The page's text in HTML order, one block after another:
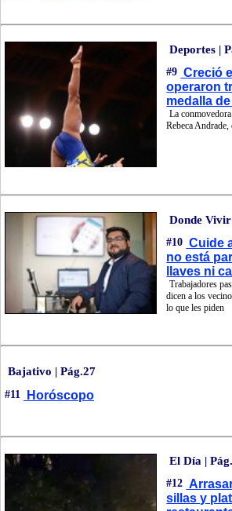
Deportes |
#9 Creció
operaron
medalla
La
Rebeca
Donde Vivir
#10 Cuide
no está
llaves ni
Trabajadores
dicen a los
lo que les piden
Bajativo | Pág.27
#11 Horóscopo
El Día |
#12
sillas y